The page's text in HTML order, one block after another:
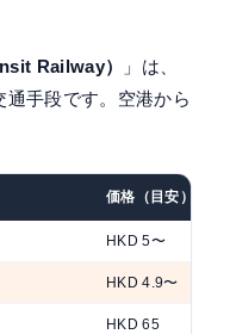
Railway）
」は、
手段です。空港から
価格（目安）
HKD 5〜
HKD 4.9〜
HKD 65